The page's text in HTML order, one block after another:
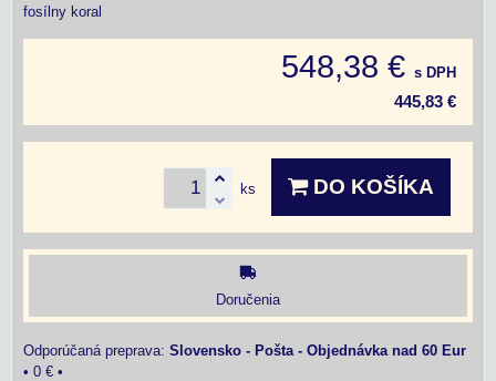
fosílny koral
548,38 € s DPH
445,83 €
ks DO KOŠÍKA
Doručenia
Slovensko - Pošta - Objednávka nad 60 Eur
• 0 € •